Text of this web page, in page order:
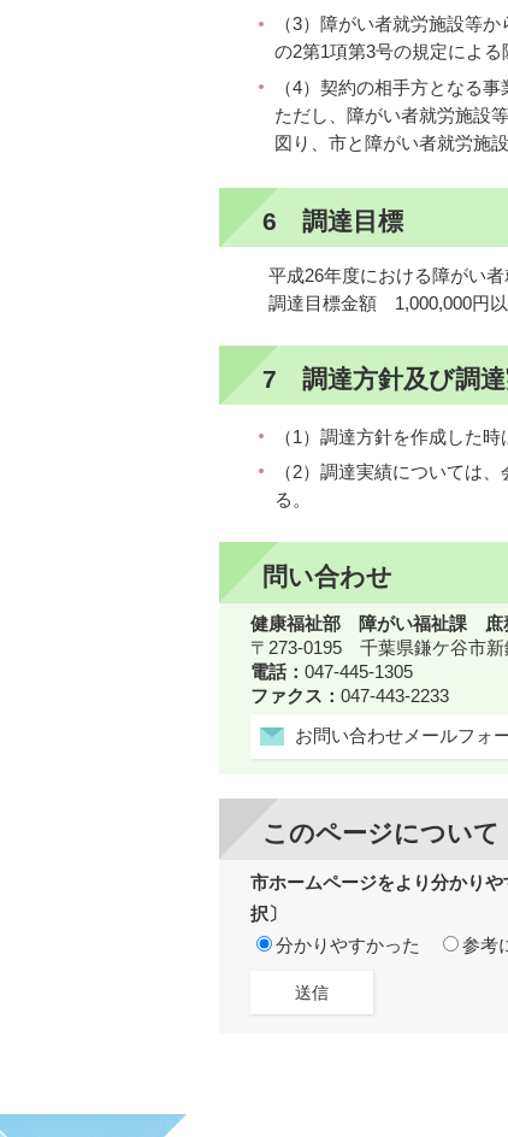
（3）障がい者就労施設等
の2第1項第3号の規定による
（4）契約の相手方となる
ただし、障がい者就労施設
図り、市と障がい者就労施
6 調達目標
平成26年度における障がい者
調達目標金額 1,000,000円
7 調達方針及び調達
（1）調達方針を作成した
（2）調達実績については
る。
問い合わせ
健康福祉部 障がい福祉課 庶
〒273-0195 千葉県鎌ケ谷市
電話： 047-445-1305
ファクス： 047-443-2233
お問い合わせメールフォ
このページについて
市ホームページをより分かり
択〕
分かりやすかった
参考